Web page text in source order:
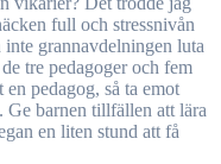
full och stressnivån
grannavdelningen luta
tre pedagoger och fem
pedagog, så ta emot
Ge barnen tillfällen att lära
en liten stund att få